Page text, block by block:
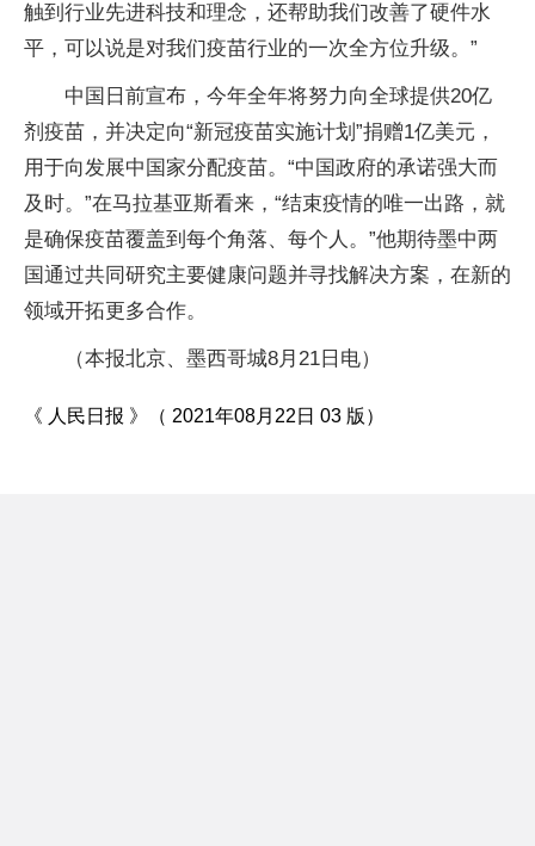
触到行业先进科技和理念，还帮助我们改善了硬件水
平，可以说是对我们疫苗行业的一次全方位升级。”
中国日前宣布，今年全年将努力向全球提供20亿
剂疫苗，并决定向“新冠疫苗实施计划”捐赠1亿美元，
用于向发展中国家分配疫苗。“中国政府的承诺强大而
及时。”在马拉基亚斯看来，“结束疫情的唯一出路，就
是确保疫苗覆盖到每个角落、每个人。”他期待墨中两
国通过共同研究主要健康问题并寻找解决方案，在新的
领域开拓更多合作。
（本报北京、墨西哥城8月21日电）
《 人民日报 》（ 2021年08月22日 03 版）